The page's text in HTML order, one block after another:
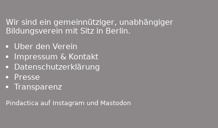
Wir sind ein gemeinnütziger, unabhängiger
Bildungsverein mit Sitz in Berlin.
Über den Verein
Impressum & Kontakt
Datenschutzerklärung
Presse
Transparenz
Pindactica auf Instagram und Mastodon